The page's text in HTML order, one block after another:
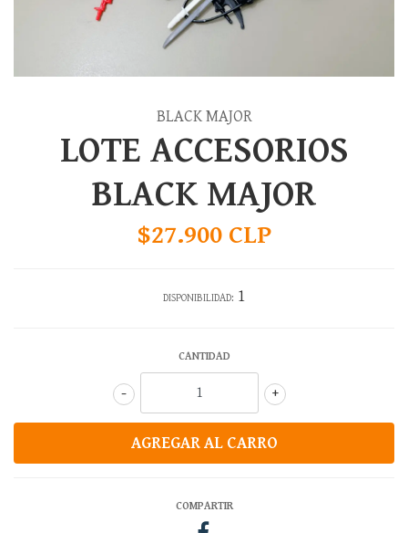
BLACK MAJOR
LOTE ACCESORIOS
BLACK MAJOR
$27.900 CLP
DISPONIBILIDAD: 1
CANTIDAD
+
-
COMPARTIR